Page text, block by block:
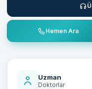
Hemen Ara
Uzman
Doktorlar